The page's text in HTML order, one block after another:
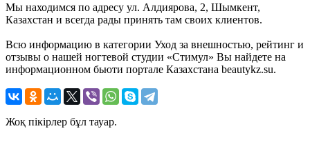
Мы находимся по адресу ул. Алдиярова, 2, Шымкент,
Казахстан и всегда рады принять там своих клиентов.
Всю информацию в категории Уход за внешностью, рейтинг и
отзывы о нашей ногтевой студии «Стимул» Вы найдете на
информационном бьюти портале Казахстана beautykz.su.
Жоқ пікірлер бұл тауар.